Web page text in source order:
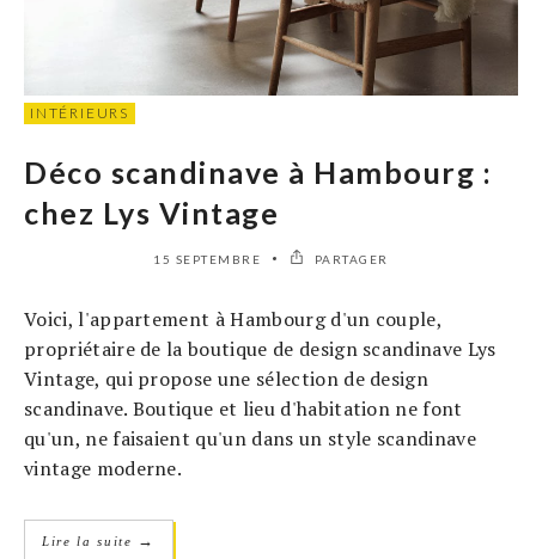
INTÉRIEURS
Déco scandinave à Hambourg :
chez Lys Vintage
15 SEPTEMBRE PARTAGER
Voici, l'appartement à Hambourg d'un couple,
propriétaire de la boutique de design scandinave Lys
Vintage, qui propose une sélection de design
scandinave. Boutique et lieu d'habitation ne font
qu'un, ne faisaient qu'un dans un style scandinave
vintage moderne.
Lire la suite →